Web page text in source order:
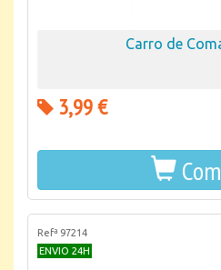
Carro de
3,99 €
Refª 97214
ENVIO 24H